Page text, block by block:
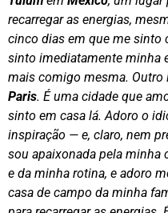
recarregar as energias,
cinco dias em que me sinto
sinto imediatamente minha
mais comigo mesma.
Paris. É uma cidade que
sinto em casa lá. Adoro o
inspiração — e, claro, nem
sou apaixonada pela minha
e da minha rotina, e adoro
casa de campo da minha